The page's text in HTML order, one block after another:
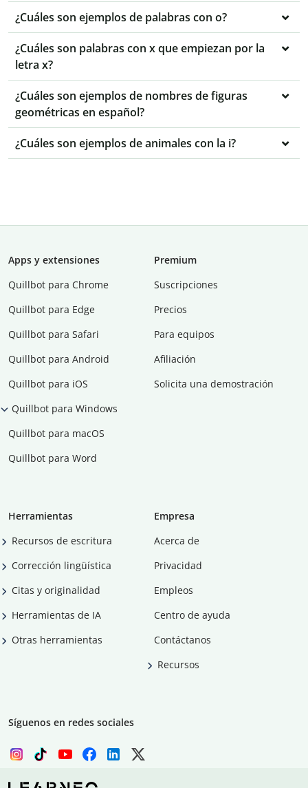
¿Cuáles son ejemplos de palabras con o?
¿Cuáles son palabras con x que empiezan por la
letra x?
¿Cuáles son ejemplos de nombres de figuras
geométricas en español?
¿Cuáles son ejemplos de animales con la i?
Apps y extensiones
Quillbot para Chrome
Quillbot para Edge
Quillbot para Safari
Quillbot para Android
Quillbot para iOS
Quillbot para Windows
Quillbot para macOS
Quillbot para Word
Premium
Suscripciones
Precios
Para equipos
Afiliación
Solicita una demostración
Herramientas
Recursos de escritura
Corrección lingüística
Citas y originalidad
Herramientas de IA
Otras herramientas
Empresa
Acerca de
Privacidad
Empleos
Centro de ayuda
Contáctanos
Recursos
Síguenos en redes sociales